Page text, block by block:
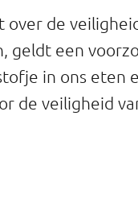
de
geldt een
in ons eten
de veiligheid